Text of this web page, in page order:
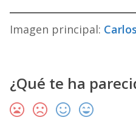
Imagen principal:
¿Qué te ha